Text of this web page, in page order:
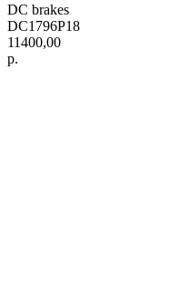
DC brakes
DC1796P18
11400,00
р.